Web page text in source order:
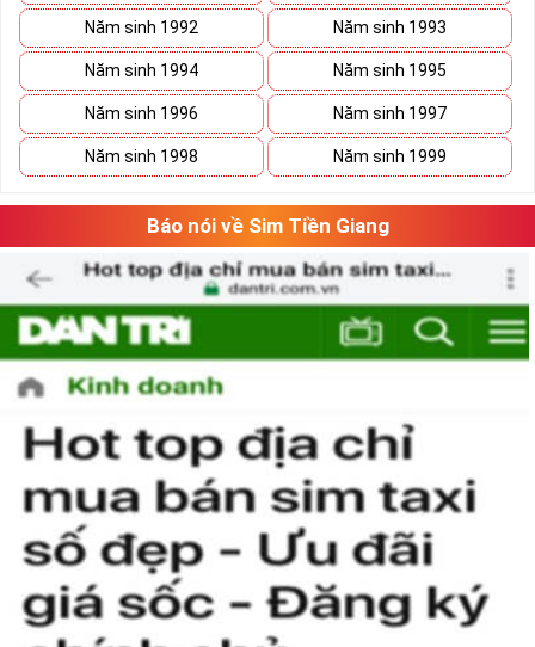
sim
, sim VÀNGtuyệt đẹp, với đẳng cấp đứng đầu. Vẻ đẹp mà
số 5 tạo nên là tổng hòa của ý nghĩa và hình thức, con số 5 gồm cả
những nét gãy và nét cong như cuộc sống có
lúcthănglúctrầmnhưng họ sẽ tìm thấy con đường phát triển vững
bền của mình.
Tại sao nên sở hữu sim ngũ quý 5?
Sim ngũ quý 5 được nhiều người quan tâm vì con số 5 được
coi là số của Phúc, của Vàng, của Vua nên được nhiều người
yêu thích và chọn lựa.
Vì vậy
sim số đẹpđuôi 55555thể hiện được ước vọng về sự
hoà hợp, bình an, sinh sôi, làm việc gì cũng thuận lợi và tiến
Năm sinh 1992 Năm sinh 1993
Năm sinh 1994 Năm sinh 1995
Năm sinh 1996 Năm sinh 1997
Năm sinh 1998 Năm sinh 1999
Báo nói về Sim Tiền Giang